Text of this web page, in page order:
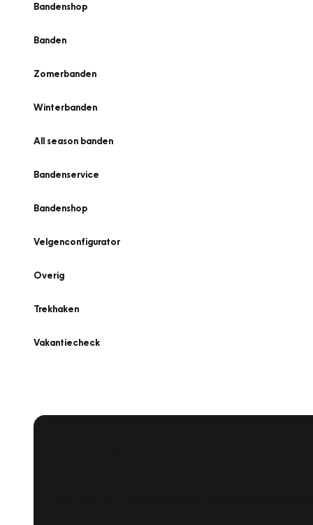
Bandenshop
Banden
Zomerbanden
Winterbanden
All season banden
Bandenservice
Bandenshop
Velgenconfigurator
Overig
Trekhaken
Vakantiecheck